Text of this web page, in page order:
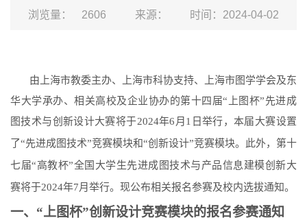
浏览量： 2606 来源： 时间：2024-04-02
由上海市教委主办、上海市科协支持、上海市图学学会及东
华大学承办、相关高校及企业协办的第十四届“ 上图杯”先进成
图技术与创新设计大赛将于2024年6 月 1 日举行，本届大赛设置
了“先进成图技术”竞赛模块和“创新设计”竞赛模块。此外， 第十
七届“高教杯”全国大学生先进成图技术与产品信息建模创新大
赛将于2024年7月举行。现公布相关报名参赛及校内选拔通知。
一、“上图杯”创新设计竞赛模块的报名参赛通知